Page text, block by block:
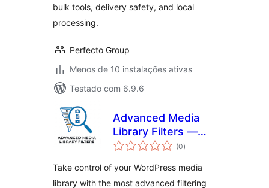
bulk tools, delivery safety, and local
processing.
Perfecto Group
Menos de 10 instalações ativas
Testado com 6.9.6
Advanced Media
Library Filters —
Enhanced Media
& Bulk Organization
(0avaliações
totais
)
Take control of your WordPress media
library with the most advanced filtering